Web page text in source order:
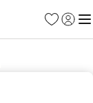
Favoris
Se